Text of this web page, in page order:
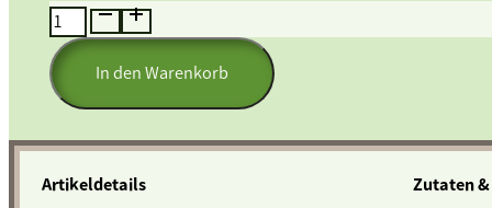
Bio-
Puten
Oberkeule
Menge
In den Warenkorb
Artikeldetails Zutaten